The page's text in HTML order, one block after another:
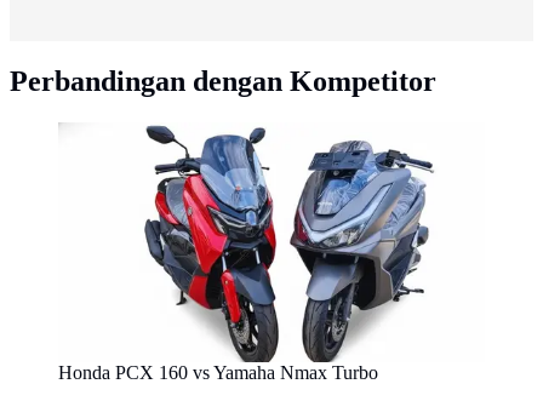
Perbandingan dengan Kompetitor
Honda PCX 160 vs Yamaha Nmax Turbo